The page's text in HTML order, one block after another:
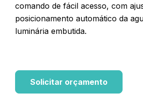
comando de fácil acesso, com
posicionamento automático da
luminária embutida.
Solicitar orçamento